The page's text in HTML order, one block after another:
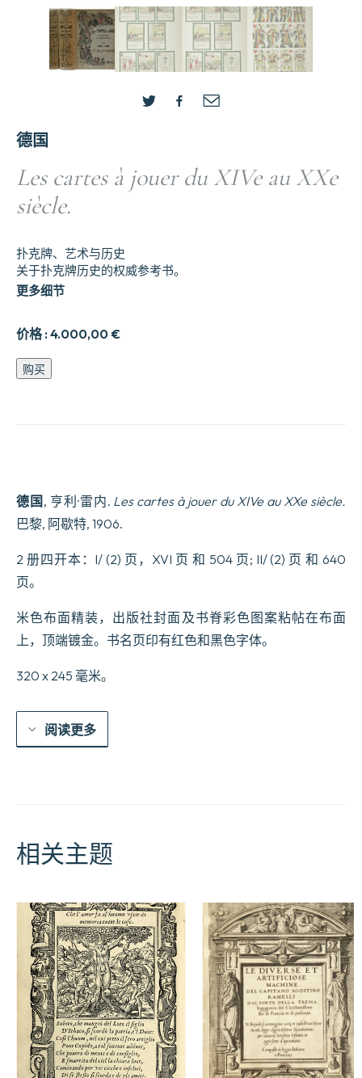
德国
Les cartes à jouer du XIVe au XXe
siècle.
价格 :4.000,00 €
扑克牌、艺术与历史
关于扑克牌历史的权威参考书。
更多细节
Les
cartes
数
购买
德国 , 亨利·雷内. Les cartes à jouer du XIVe au XXe siècle.
巴黎, 阿歇特, 1906.
2 册四开本：I/ (2) 页，XVI 页 和 504 页; II/ (2) 页 和 640
页。
米色布面精装，出版社封面及书脊彩色图案粘帖在布面
上，顶端镀金。书名页印有红色和黑色字体。
320 x 245 毫米。
阅读更多
相关主题